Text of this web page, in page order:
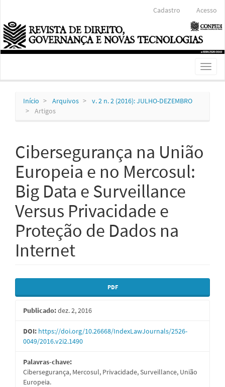
Conteúdo
principal
Barra
Lateral
Cadastro Acesso
Toggle
Início Arquivos
v. 2 n. 2 (2016): JULHO-DEZEMBRO
Artigos
Cibersegurança na União
Europeia e no Mercosul:
Big Data e Surveillance
Versus Privacidade e
Proteção de Dados na
Internet
Barra
lateral
de
artigos
PDF
Publicado:dez. 2, 2016
DOI: https://doi.org/10.26668/IndexLawJournals/2526-
0049/2016.v2i2.1490
Palavras-chave:
Cibersegurança, Mercosul, Privacidade, Surveillance, União
Europeia.